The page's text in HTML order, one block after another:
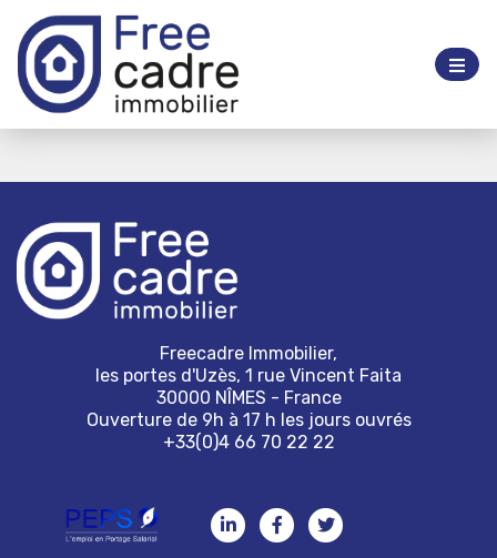
Freecadre Immobilier,
les portes d'Uzès, 1 rue Vincent Faita
30000 NÎMES - France
Ouverture de 9h à 17 h les jours ouvrés
+33(0)4 66 70 22 22